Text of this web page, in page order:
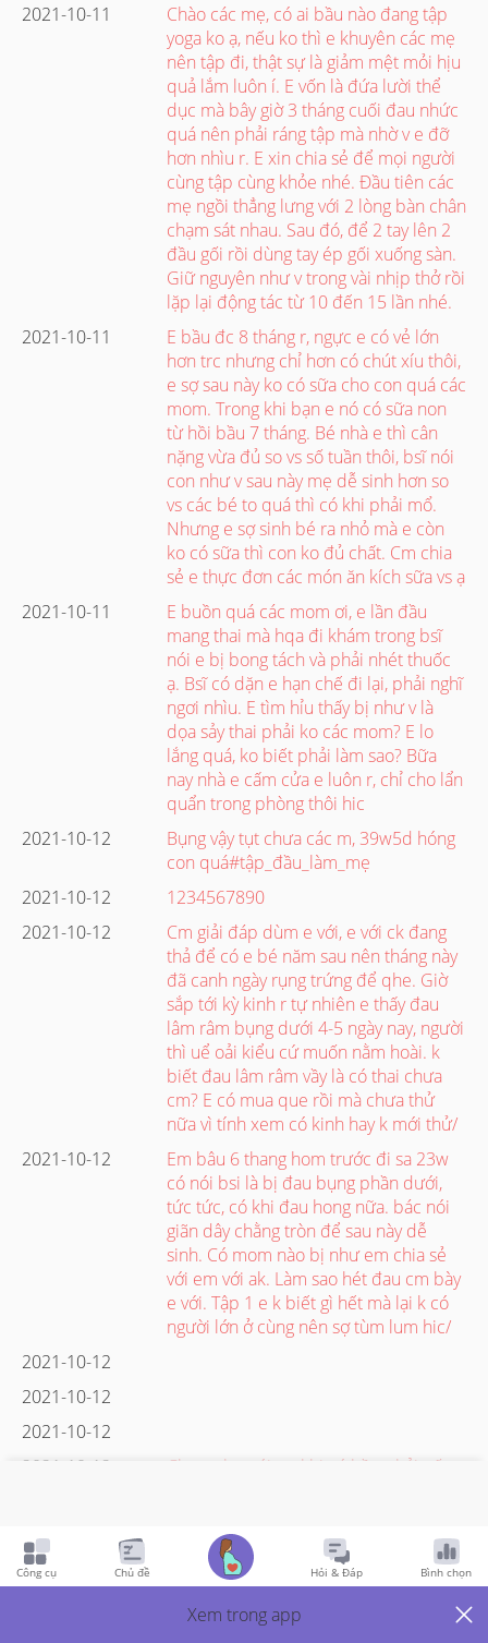
2021-10-11
Chào các mẹ, có ai bầu nào đang tập
yoga ko ạ, nếu ko thì e khuyên các mẹ
nên tập đi, thật sự là giảm mệt mỏi hịu
quả lắm luôn í. E vốn là đứa lười thể
dục mà bây giờ 3 tháng cuối đau nhức
quá nên phải ráng tập mà nhờ v e đỡ
hơn nhìu r. E xin chia sẻ để mọi người
cùng tập cùng khỏe nhé. Đầu tiên các
mẹ ngồi thẳng lưng với 2 lòng bàn chân
chạm sát nhau. Sau đó, để 2 tay lên 2
đầu gối rồi dùng tay ép gối xuống sàn.
Giữ nguyên như v trong vài nhịp thở rồi
lặp lại động tác từ 10 đến 15 lần nhé.
2021-10-11
E bầu đc 8 tháng r, ngực e có vẻ lớn
hơn trc nhưng chỉ hơn có chút xíu thôi,
e sợ sau này ko có sữa cho con quá các
mom. Trong khi bạn e nó có sữa non
từ hồi bầu 7 tháng. Bé nhà e thì cân
nặng vừa đủ so vs số tuần thôi, bsĩ nói
con như v sau này mẹ dễ sinh hơn so
vs các bé to quá thì có khi phải mổ.
Nhưng e sợ sinh bé ra nhỏ mà e còn
ko có sữa thì con ko đủ chất. Cm chia
sẻ e thực đơn các món ăn kích sữa vs ạ
2021-10-11
E buồn quá các mom ơi, e lần đầu
mang thai mà hqa đi khám trong bsĩ
nói e bị bong tách và phải nhét thuốc
ạ. Bsĩ có dặn e hạn chế đi lại, phải nghĩ
ngơi nhìu. E tìm hỉu thấy bị như v là
dọa sảy thai phải ko các mom? E lo
lắng quá, ko biết phải làm sao? Bữa
nay nhà e cấm cửa e luôn r, chỉ cho lẩn
quẩn trong phòng thôi hic
2021-10-12
Bụng vậy tụt chưa các m, 39w5d hóng
con quá#tập_đầu_làm_mẹ
2021-10-12
1234567890
2021-10-12
Cm giải đáp dùm e với, e với ck đang
thả để có e bé năm sau nên tháng này
đã canh ngày rụng trứng để qhe. Giờ
sắp tới kỳ kinh r tự nhiên e thấy đau
lâm râm bụng dưới 4-5 ngày nay, người
thì uể oải kiểu cứ muốn nằm hoài. k
biết đau lâm râm vầy là có thai chưa
cm? E có mua que rồi mà chưa thử
nữa vì tính xem có kinh hay k mới thử/
2021-10-12
Em bâu 6 thang hom trước đi sa 23w
có nói bsi là bị đau bụng phần dưới,
tức tức, có khi đau hong nữa. bác nói
giãn dây chằng tròn để sau này dễ
sinh. Có mom nào bị như em chia sẻ
với em với ak. Làm sao hét đau cm bày
e với. Tập 1 e k biết gì hết mà lại k có
người lớn ở cùng nên sợ tùm lum hic/
2021-10-12
2021-10-12
2021-10-12
2021-10-12
Ck e nghe nói trc khi có bầu phải uống
vừa mua xong ở nhà thuốc tây ngoài
đường luôn :))) mà e buồn cười quá,
nói phải đi khám xem như nào bsi mới
kê cho uống chứ ai tự động mua vầy
bao giờ Sẵn cm tư vấn dùm e ăn uống
Công cụ Chủ đề Hỏi & Đáp Bình chọn
Xem trong app